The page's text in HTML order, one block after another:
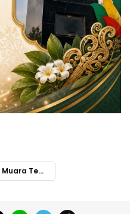
Layanan Rehabilitasi Rawat Inap